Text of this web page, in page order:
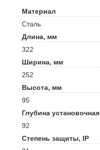
Материал
Сталь
Длина, мм
322
Ширина, мм
252
Высота, мм
95
Глубина
92
Степень защиты, IP